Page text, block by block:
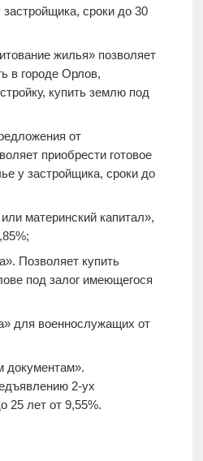
сроки до 30
жилья» позволяет
в городе Орлов,
купить землю под
от
приобрести готовое
у застройщика, сроки до
материнский капитал»,
Позволяет купить
под залог имеющегося
для военнослужащих от
документам».
2-ух
25 лет от 9,55%.